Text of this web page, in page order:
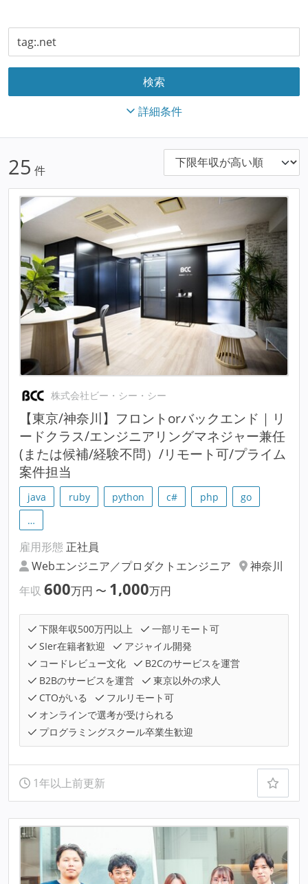
詳細条件
25 件
株式会社ビー・シー・シー
【東京/神奈川】フロントorバックエンド｜リ
ードクラス/エンジニアリングマネジャー兼任
(または候補/経験不問）/リモート可/プライム
案件担当
java ruby python c# php
go
…
雇用形態 正社員
Webエンジニア／プロダクトエンジニア
神奈川
年収 600万円 〜 1,000万円
下限年収500万円以上
一部リモート可
SIer在籍者歓迎
アジャイル開発
コードレビュー文化
B2Cのサービスを運営
B2Bのサービスを運営
東京以外の求人
CTOがいる
フルリモート可
オンラインで選考が受けられる
プログラミングスクール卒業生歓迎
1年以上前更新